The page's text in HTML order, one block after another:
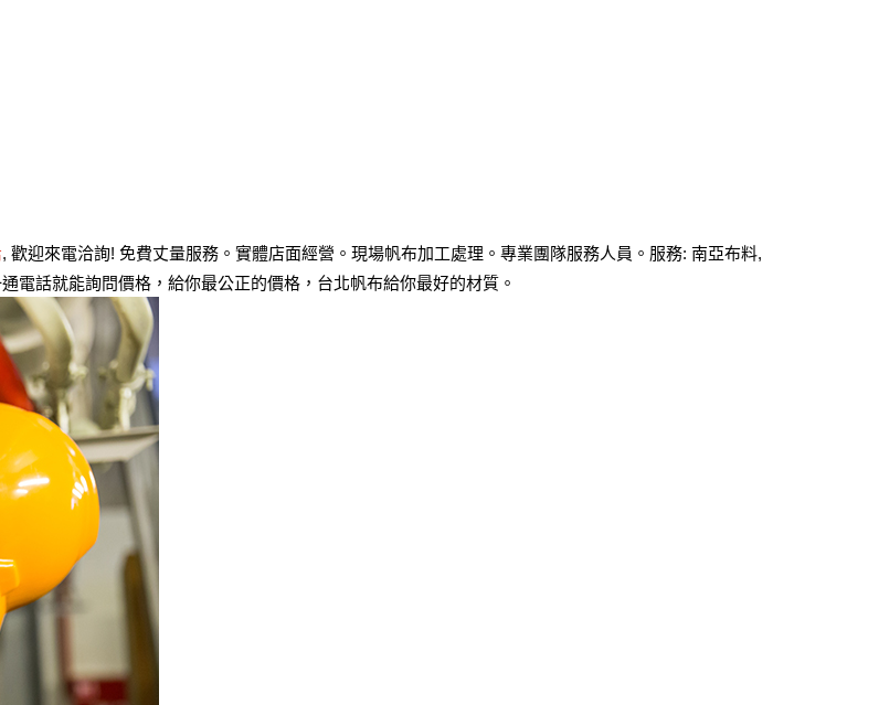
, 歡迎來電洽詢! 免費丈量服務。實體店面經營。現場帆布加工處理。專業團隊服務人員。服務: 南亞布料,
電話就能詢問價格，給你最公正的價格，台北帆布給你最好的材質。